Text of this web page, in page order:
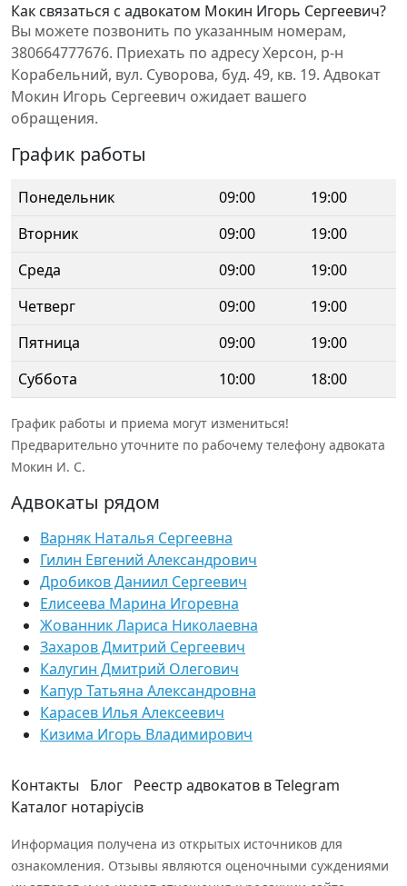
Как связаться с адвокатом Мокин Игорь Сергеевич?
Вы можете позвонить по указанным номерам,
380664777676. Приехать по адресу Херсон, р-н
Корабельний, вул. Суворова, буд. 49, кв. 19. Адвокат
Мокин Игорь Сергеевич ожидает вашего
обращения.
График работы
Понедельник 09:00
19:00
Вторник
09:00
19:00
Среда
09:00
19:00
Четверг
09:00
19:00
Пятница
09:00
19:00
Суббота
10:00 18:00
График работы и приема могут измениться!
Предварительно уточните по рабочему телефону адвоката
Мокин И. С.
Адвокаты рядом
Варняк Наталья Сергеевна
Гилин Евгений Александрович
Дробиков Даниил Сергеевич
Елисеева Марина Игоревна
Жованник Лариса Николаевна
Захаров Дмитрий Сергеевич
Калугин Дмитрий Олегович
Капур Татьяна Александровна
Карасев Илья Алексеевич
Кизима Игорь Владимирович
Контакты Блог Реестр адвокатов в Telegram
Каталог нотаріусів
Информация получена из открытых источников для
ознакомления. Отзывы являются оценочными суждениями